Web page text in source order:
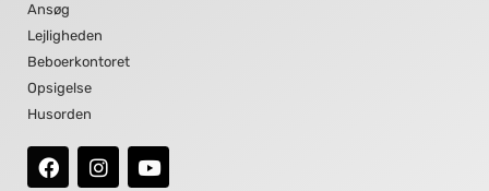
Ansøg
Lejligheden
Beboerkontoret
Opsigelse
Husorden